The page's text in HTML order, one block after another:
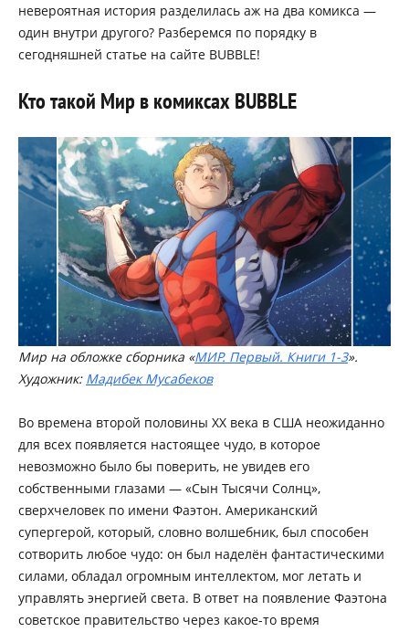
невероятная история разделилась аж на два комикса —
один внутри другого? Разберемся по порядку в
сегодняшней статье на сайте BUBBLE!
Кто такой Мир в комиксах BUBBLE
Мир на обложке сборника «МИР. Первый. Книги 1-3».
Художник: Мадибек Мусабеков
Во времена второй половины XX века в США неожиданно
для всех появляется настоящее чудо, в которое
невозможно было бы поверить, не увидев его
собственными глазами — «Сын Тысячи Солнц»,
сверхчеловек по имени Фаэтон. Американский
супергерой, который, словно волшебник, был способен
сотворить любое чудо: он был наделён фантастическими
силами, обладал огромным интеллектом, мог летать и
управлять энергией света. В ответ на появление Фаэтона
советское правительство через какое-то время